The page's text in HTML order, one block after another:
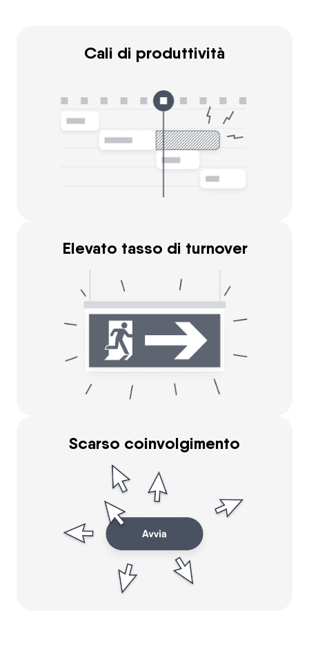
Cali di produttività
Elevato tasso di turnover
Scarso coinvolgimento